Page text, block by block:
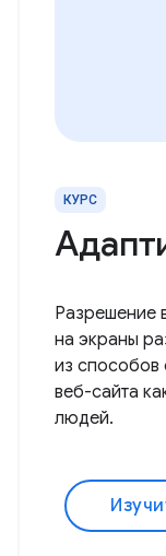
КУРС
Разрешение
на экраны
из способов
веб-сайта
людей.